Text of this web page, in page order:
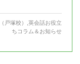
戸塚校）
英会話お役立
ちコラム＆お知らせ